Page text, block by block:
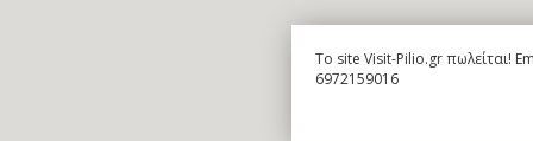
To site Visit-Pilio.gr πωλείται!
6972159016